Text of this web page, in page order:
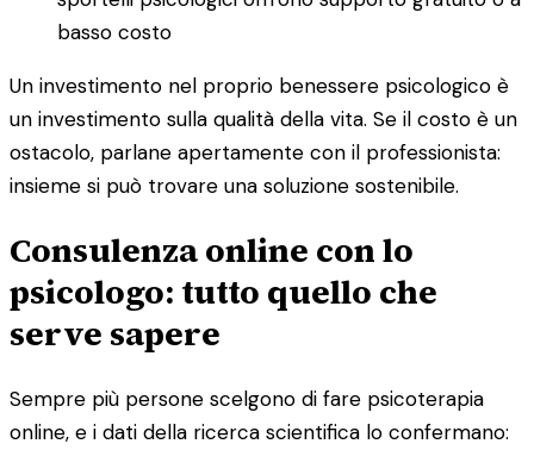
basso costo
Un investimento nel proprio benessere psicologico è
un investimento sulla qualità della vita. Se il costo è un
ostacolo, parlane apertamente con il professionista:
insieme si può trovare una soluzione sostenibile.
Consulenza online con lo
psicologo: tutto quello che
serve sapere
Sempre più persone scelgono di fare psicoterapia
online, e i dati della ricerca scientifica lo confermano: